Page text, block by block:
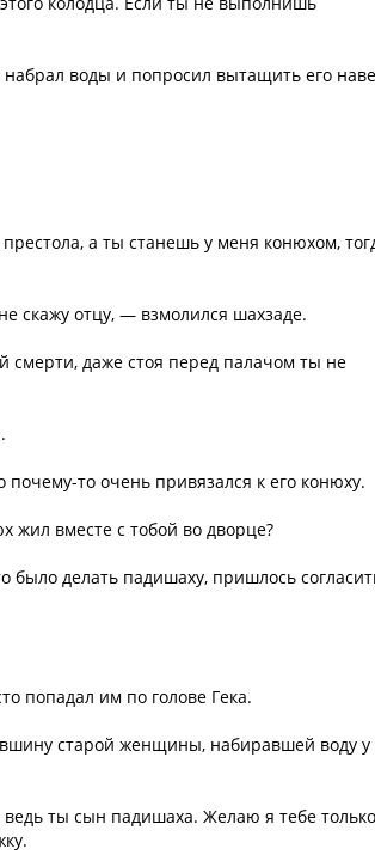
воды и попросил вытащить его
а ты станешь у меня конюхом,
скажу отцу, — взмолился шахзаде.
смерти, даже стоя перед палачом ты не
то очень привязался к его конюху.
вместе с тобой во дворце?
делать падишаху, пришлось
попадал им по голове Гека.
старой женщины, набиравшей воду у
ты сын падишаха. Желаю я тебе